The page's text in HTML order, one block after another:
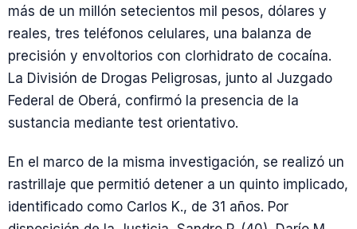
más de un millón setecientos mil pesos, dólares y
reales, tres teléfonos celulares, una balanza de
precisión y envoltorios con clorhidrato de cocaína.
La División de Drogas Peligrosas, junto al Juzgado
Federal de Oberá, confirmó la presencia de la
sustancia mediante test orientativo.
En el marco de la misma investigación, se realizó un
rastrillaje que permitió detener a un quinto implicado,
identificado como Carlos K., de 31 años. Por